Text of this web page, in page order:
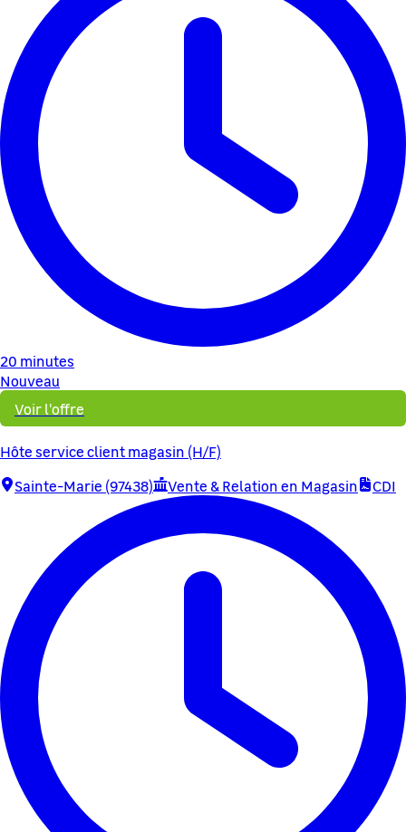
20 minutes
Nouveau
Voir l'offre
Hôte service client magasin (H/F)
Sainte-Marie (97438)
Vente & Relation en Magasin CDI